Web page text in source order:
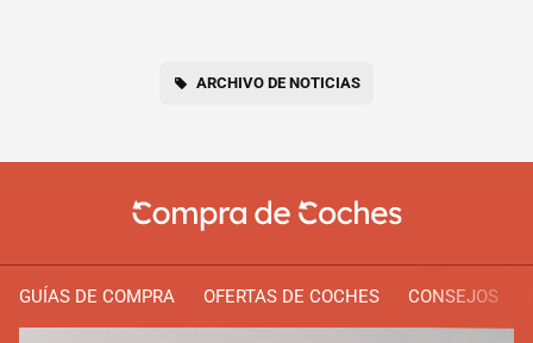
ARCHIVO DE NOTICIAS
GUÍAS DE COMPRA OFERTAS DE COCHES CONSEJOS